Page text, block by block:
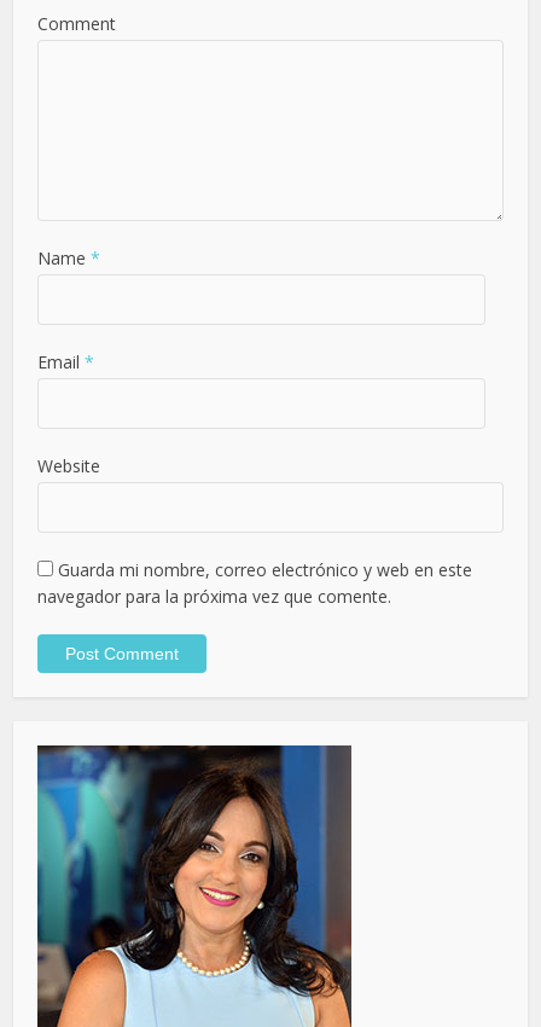
Comment
Name *
Email *
Website
Guarda mi nombre, correo electrónico y web en este
navegador para la próxima vez que comente.